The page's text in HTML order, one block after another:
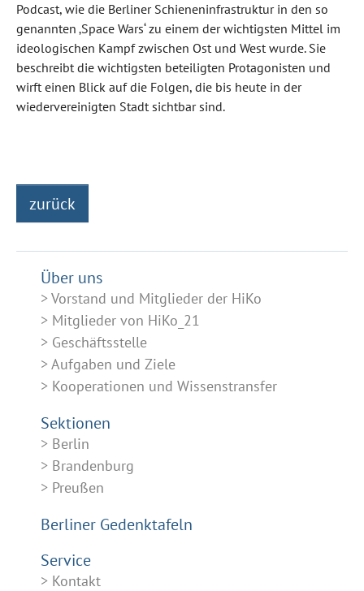
Podcast, wie die Berliner Schieneninfrastruktur in den so
genannten ‚Space Wars‘ zu einem der wichtigsten Mittel im
ideologischen Kampf zwischen Ost und West wurde. Sie
beschreibt die wichtigsten beteiligten Protagonisten und
wirft einen Blick auf die Folgen, die bis heute in der
wiedervereinigten Stadt sichtbar sind.
zurück
Über uns
Vorstand und Mitglieder der HiKo
Mitglieder von HiKo_21
Geschäftsstelle
Aufgaben und Ziele
Kooperationen und Wissenstransfer
Sektionen
Berlin
Brandenburg
Preußen
Berliner Gedenktafeln
Service
Kontakt